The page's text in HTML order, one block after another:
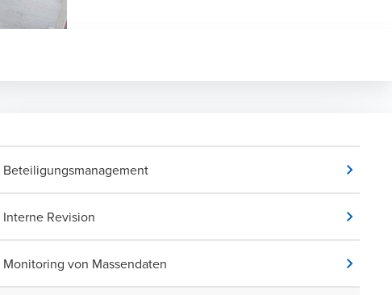
Beteiligungsmanagement
Interne Revision
Monitoring von Massendaten